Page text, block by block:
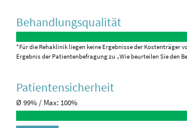
Behandlungs­qualität
*Für die Rehaklinik liegen keine Ergebnisse der Kostenträger
Ergebnis der Patientenbefragung zu „Wie beurteilen Sie den
Patienten­sicherheit
Ø 99% / Max: 100%